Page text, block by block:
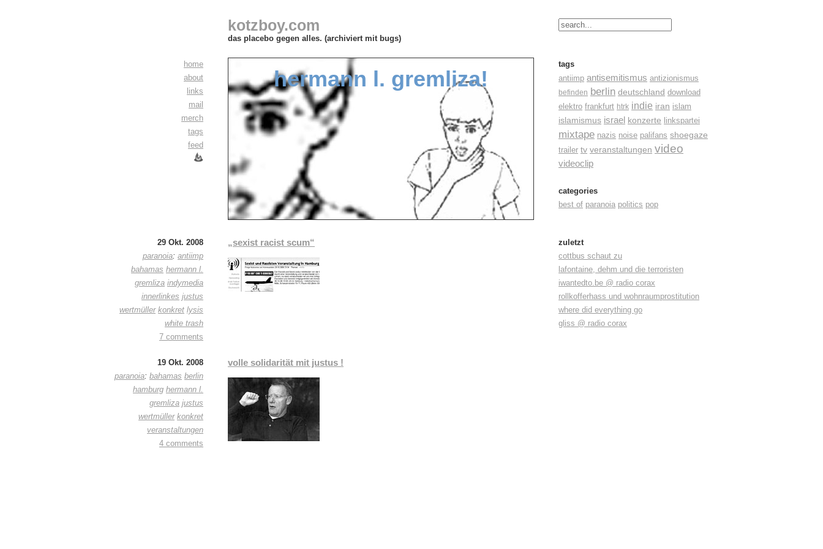
kotzboy.com
das placebo gegen alles. (archiviert mit bugs)
home
about
links
mail
merch
tags
feed
hermann l. gremliza!
tags
antiimp antisemitismus antizionismus
befinden berlin deutschland download
elektro frankfurt htrk indie iran islam
islamismus israel konzerte linkspartei
mixtape nazis noise palifans shoegaze
trailer tv veranstaltungen video
videoclip
categories
best of paranoia politics pop
29 Okt. 2008
paranoia: antiimp
bahamas hermann l.
gremliza indymedia
innerlinkes justus
wertmüller konkret lysis
white trash
7 comments
„sexist racist scum“
19 Okt. 2008
paranoia: bahamas berlin
hamburg hermann l.
gremliza justus
wertmüller konkret
veranstaltungen
4 comments
volle solidarität mit justus !
zuletzt
cottbus schaut zu
lafontaine, dehm und die terroristen
iwantedto.be @ radio corax
rollkofferhass und wohnraumprostitution
where did everything go
gliss @ radio corax